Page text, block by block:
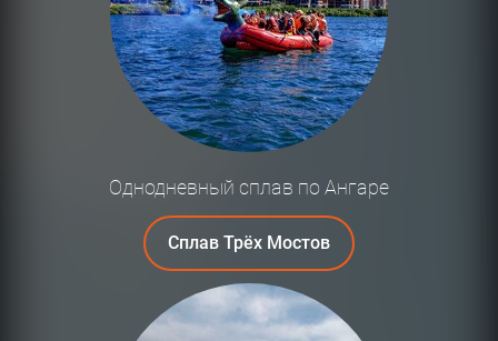
Однодневный сплав по Ангаре
Сплав Трёх Мостов